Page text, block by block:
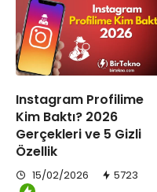
Instagram Profilime
Kim Baktı? 2026
Gerçekleri ve 5 Gizli
Özellik
15/02/2026 5723